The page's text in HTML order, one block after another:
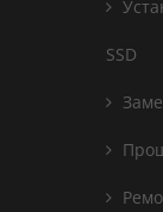
SSD